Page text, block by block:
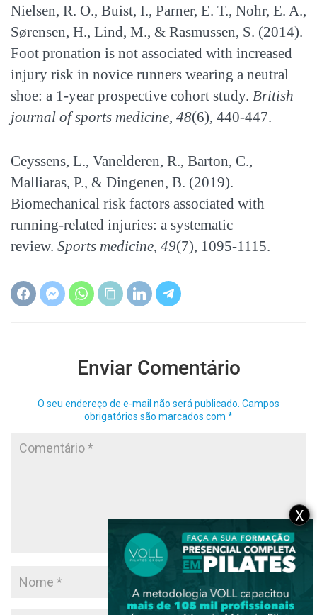
Nielsen, R. O., Buist, I., Parner, E. T., Nohr, E. A.,
Sørensen, H., Lind, M., & Rasmussen, S. (2014).
Foot pronation is not associated with increased
injury risk in novice runners wearing a neutral
shoe: a 1-year prospective cohort study. British
journal of sports medicine, 48(6), 440-447.
Ceyssens, L., Vanelderen, R., Barton, C.,
Malliaras, P., & Dingenen, B. (2019).
Biomechanical risk factors associated with
running-related injuries: a systematic
review. Sports medicine, 49(7), 1095-1115.
Enviar Comentário
O seu endereço de e-mail não será publicado. Campos
obrigatórios são marcados com *
X